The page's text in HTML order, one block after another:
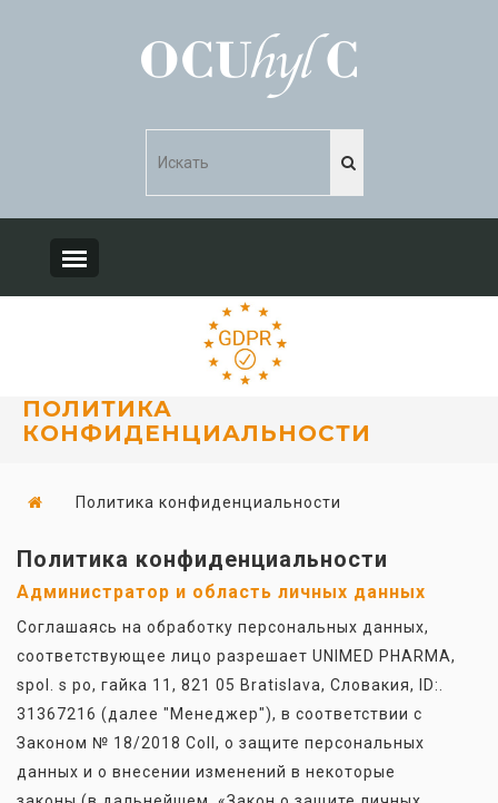
ПОЛИТИКА
КОНФИДЕНЦИАЛЬНОСТИ
Политика конфиденциальности
Политика конфиденциальности
Администратор и область личных данных
Соглашаясь на обработку персональных данных,
соответствующее лицо разрешает UNIMED PHARMA,
spol. s ро, гайка 11, 821 05 Bratislava, Словакия, ID:.
31367216 (далее "Менеджер"), в соответствии с
Законом № 18/2018 Coll, о защите персональных
данных и о внесении изменений в некоторые